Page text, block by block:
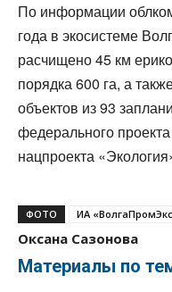
По информации
года в экосистеме
расчищено 45 км
порядка 600 га, а
объектов из 93
федерального
нацпроекта
ФОТО ИА
Оксана Сазонова
Материалы по